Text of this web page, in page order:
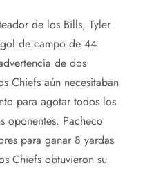
de los Bills, Tyler
de campo de 44
de dos
Chiefs aún necesitaban
para agotar todos los
oponentes. Pacheco
para ganar 8 yardas
Chiefs obtuvieron su